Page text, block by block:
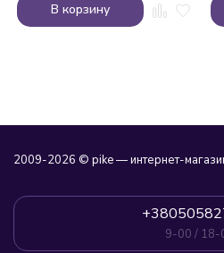
В корзину
2009-2026 © pike — интернет-
9-00 / 18-